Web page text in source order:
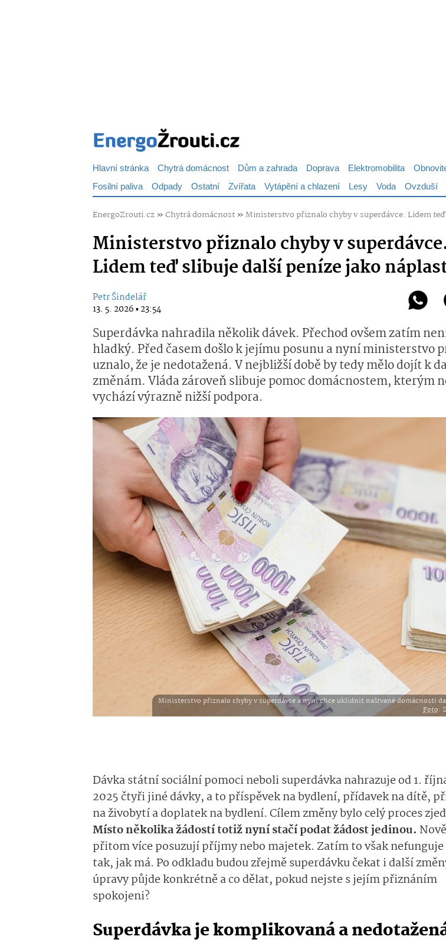
Hlavní stránka Chytrá domácnost Dům a zahrada Doprava Elektromobilita
Fosilní paliva Odpady Ostatní Zvířata Vytápění a chlazení Lesy Voda Ovzduší
EnergoZrouti.cz»Chytrá domácnost»Ministerstvo přiznalo chyby v superdávce. Lidem
Ministerstvo přiznalo chyby v
Lidem teď slibuje další peníze jako
Petr Šindelář
13. 5. 2026 ▪ 23:54
Superdávka nahradila několik dávek. Přechod ovšem zatím
hladký. Před časem došlo k jejímu posunu a nyní ministerstvo
uznalo, že je nedotažená. V nejbližší době by tedy mělo dojít k
změnám. Vláda zároveň slibuje pomoc domácnostem, kterým
vychází výrazně nižší podpora.
Ministerstvo přiznalo chyby v superdávce a nyní chce uklidnit naštvané domácnosti
Foto:
Dávka státní sociální pomoci neboli superdávka nahrazuje od 1.
2025 čtyři jiné dávky, a to příspěvek na bydlení, přídavek na dítě,
na živobytí a doplatek na bydlení. Cílem změny bylo celý proces
Místo několika žádostí totiž nyní stačí podat žádost jedinou.
přitom více posuzují příjmy nebo majetek. Zatím to však
tak, jak má. Po odkladu budou zřejmě superdávku čekat i další
úpravy půjde konkrétně a co dělat, pokud nejste s jejím přiznáním
spokojeni?
Superdávka je komplikovaná a